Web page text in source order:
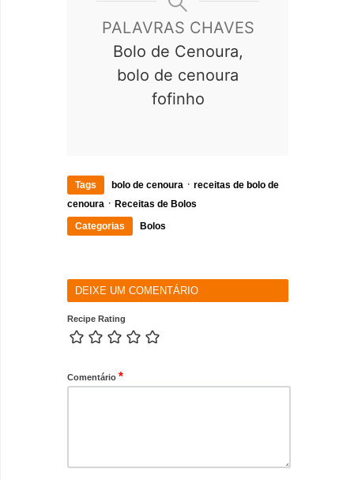
PALAVRAS CHAVES
Bolo de Cenoura,
bolo de cenoura
fofinho
Tags bolo de cenoura · receitas de bolo de
cenoura · Receitas de Bolos
Categorias
Bolos
DEIXE UM COMENTÁRIO
Recipe Rating
Comentário *